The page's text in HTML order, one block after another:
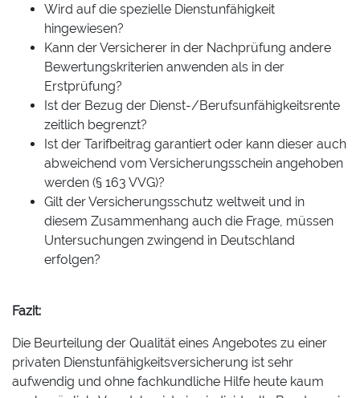
Wird auf die spezielle Dienstunfähigkeit
hingewiesen?
Kann der Versicherer in der Nachprüfung andere
Bewertungskriterien anwenden als in der
Erstprüfung?
Ist der Bezug der Dienst-/Berufsunfähigkeitsrente
zeitlich begrenzt?
Ist der Tarifbeitrag garantiert oder kann dieser auch
abweichend vom Versicherungsschein angehoben
werden (§ 163 VVG)?
Gilt der Versicherungsschutz weltweit und in
diesem Zusammenhang auch die Frage, müssen
Untersuchungen zwingend in Deutschland
erfolgen?
Fazit:
Die Beurteilung der Qualität eines Angebotes zu einer
privaten Dienstunfähigkeitsversicherung ist sehr
aufwendig und ohne fachkundliche Hilfe heute kaum